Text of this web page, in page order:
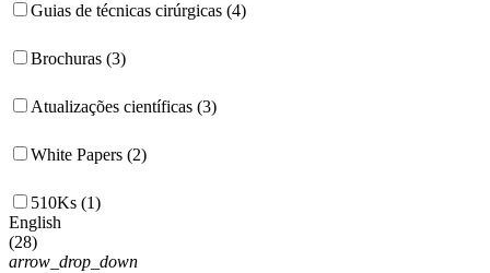
Guias de técnicas cirúrgicas (4)
Brochuras (3)
Atualizações científicas (3)
White Papers (2)
510Ks (1)
English
(28)
arrow_drop_down